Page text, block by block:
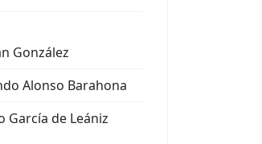
González
Alonso Barahona
García de Leániz